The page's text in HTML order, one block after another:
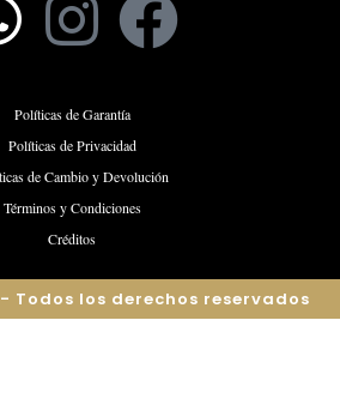
Políticas de Garantía
Políticas de Privacidad
de Cambio y Devolución
Términos y Condiciones
Créditos
Todos los derechos reservados